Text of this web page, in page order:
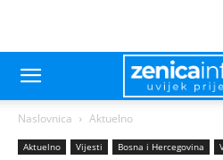
Naslovnica Aktuelno
Aktuelno Vijesti Bosna i Hercegovina